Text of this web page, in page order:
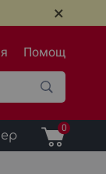
×
Помощ
0